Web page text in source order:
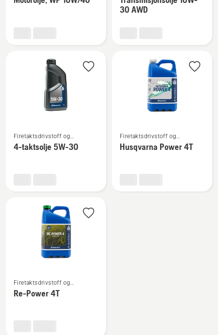
detaljer
detaljer
om
30 AWD
flere
detaljer
Firetaktsdrivstoff og
firetaktsolje
4-taktsolje 5W-30
flere
detaljer
Firetaktsdrivstoff og
firetaktsolje
Husqvarna Power 4T
flere
detaljer
Firetaktsdrivstoff og
firetaktsolje
Re-Power 4T